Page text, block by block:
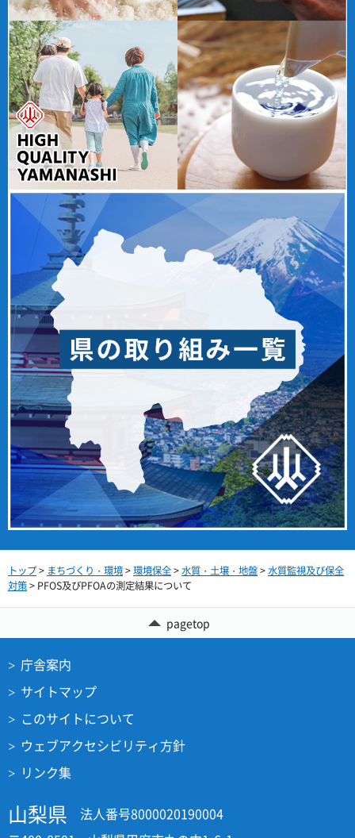
トップ> まちづくり・環境>環境保全>水質・土壌・地盤>水質監視及び保全
対策> PFOS及びPFOAの測定結果について
pagetop
庁舎案内
サイトマップ
このサイトについて
ウェブアクセシビリティ方針
リンク集
山梨県
法人番号8000020190004